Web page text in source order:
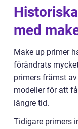
med
Make up primer
förändrats
primers främst
modeller för att
längre tid.
Tidigare primers